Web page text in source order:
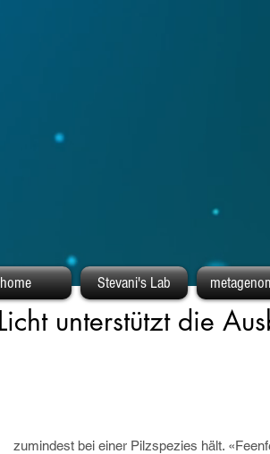
Licht unterstützt die
zumindest bei einer Pilzspezies hält.
home Stevani's Lab